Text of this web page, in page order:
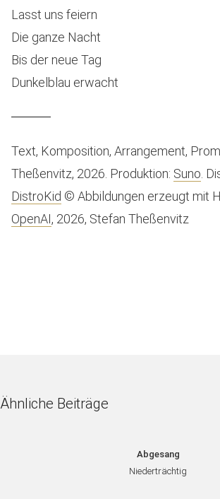
Lasst uns feiern
Die ganze Nacht
Bis der neue Tag
Dunkelblau erwacht
Text, Komposition, Arrangement,
Theßenvitz, 2026. Produktion: Suno .
DistroKid © Abbildungen erzeugt mit
OpenAI, 2026, Stefan Theßenvitz
Ähnliche Beiträge
Abgesang
Niederträchtig